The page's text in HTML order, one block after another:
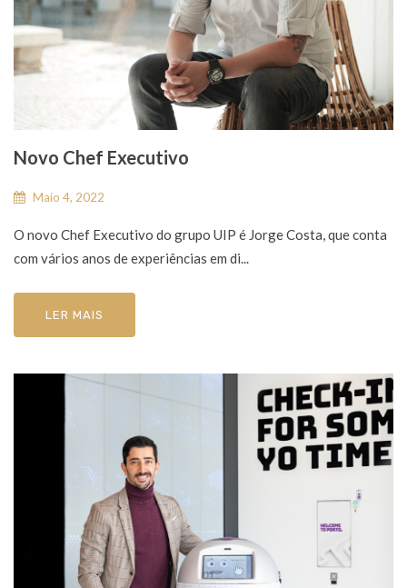
Novo Chef Executivo
Maio 4, 2022
O novo Chef Executivo do grupo UIP é Jorge Costa, que conta
com vários anos de experiências em di...
LER MAIS